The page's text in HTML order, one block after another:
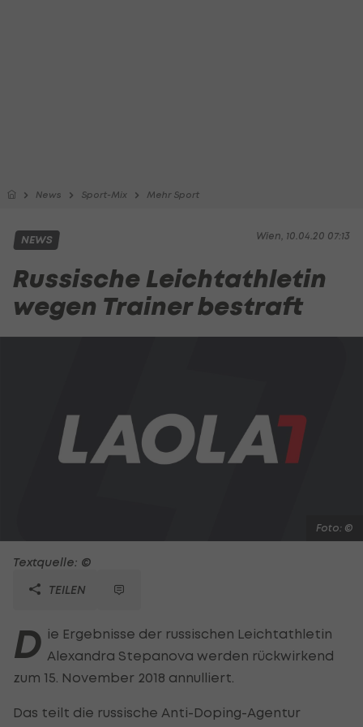
News Sport-Mix Mehr Sport
Wien, 10.04.20 07:13
NEWS
Russische Leichtathletin
wegen Trainer bestraft
Foto: ©
Textquelle: ©
TEILEN
D ie Ergebnisse der russischen Leichtathletin
Alexandra Stepanova werden rückwirkend
zum 15. November 2018 annulliert.
Das teilt die russische Anti-Doping-Agentur